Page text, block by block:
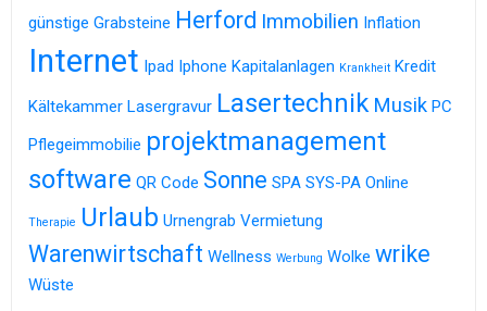
günstige Grabsteine Herford Immobilien Inflation
Internet Ipad Iphone Kapitalanlagen Krankheit Kredit
Kältekammer Lasergravur Lasertechnik Musik PC
Pflegeimmobilie projektmanagement
software QR Code Sonne SPA SYS-PA Online
Therapie Urlaub Urnengrab Vermietung
Warenwirtschaft Wellness Werbung Wolke wrike
Wüste